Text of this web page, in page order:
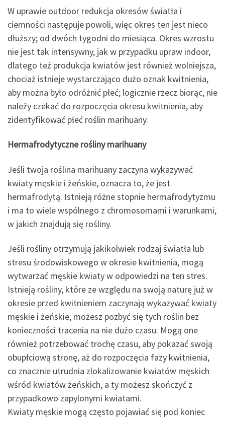
W uprawie outdoor redukcja okresów światła i
ciemności następuje powoli, więc okres ten jest nieco
dłuższy; od dwóch tygodni do miesiąca. Okres wzrostu
nie jest tak intensywny, jak w przypadku upraw indoor,
dlatego też produkcja kwiatów jest również wolniejsza,
chociaż istnieje wystarczająco dużo oznak kwitnienia,
aby można było odróżnić płeć; logicznie rzecz biorąc, nie
należy czekać do rozpoczęcia okresu kwitnienia, aby
zidentyfikować płeć roślin marihuany.
Hermafrodytyczne rośliny marihuany
Jeśli twoja roślina marihuany zaczyna wykazywać
kwiaty męskie i żeńskie, oznacza to, że jest
hermafrodytą. Istnieją różne stopnie hermafrodytyzmu
i ma to wiele wspólnego z chromosomami i warunkami,
w jakich znajdują się rośliny.
Jeśli rośliny otrzymują jakikolwiek rodzaj światła lub
stresu środowiskowego w okresie kwitnienia, mogą
wytwarzać męskie kwiaty w odpowiedzi na ten stres.
Istnieją rośliny, które ze względu na swoją naturę już w
okresie przed kwitnieniem zaczynają wykazywać kwiaty
męskie i żeńskie; możesz pozbyć się tych roślin bez
konieczności tracenia na nie dużo czasu. Mogą one
również potrzebować trochę czasu, aby pokazać swoją
obupłciową stronę, aż do rozpoczęcia fazy kwitnienia,
co znacznie utrudnia zlokalizowanie kwiatów męskich
wśród kwiatów żeńskich, a ty możesz skończyć z
przypadkowo zapylonymi kwiatami.
Kwiaty męskie mogą często pojawiać się pod koniec